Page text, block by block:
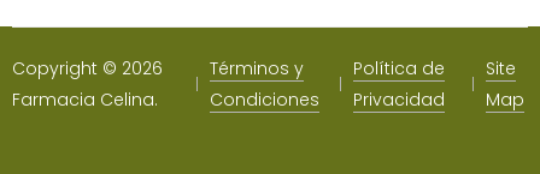
Copyright © 2026
Farmacia Celina.
Términos y
Condiciones
Política de
Privacidad
Site
Map